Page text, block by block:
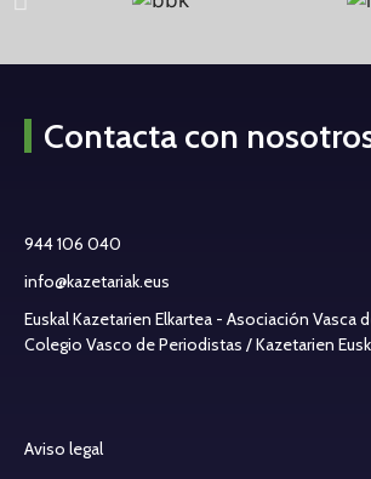
Contacta con
944 106 040
info@kazetariak.eus
Euskal Kazetarien Elkartea - Asociación Vasca
Colegio Vasco de Periodistas / Kazetarien
Aviso legal